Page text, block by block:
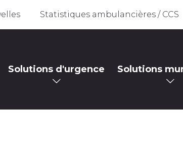
Statistiques ambulancières / CCS
Solutions d'urgence Solutions